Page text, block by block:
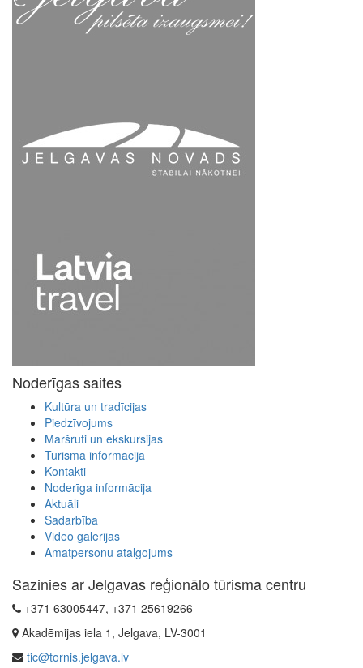
Noderīgas saites
Kultūra un tradīcijas
Piedzīvojums
Maršruti un ekskursijas
Tūrisma informācija
Kontakti
Noderīga informācija
Aktuāli
Sadarbība
Video galerijas
Amatpersonu atalgojums
Sazinies ar Jelgavas reģionālo tūrisma centru
+371 63005447, +371 25619266
Akadēmijas iela 1, Jelgava, LV-3001
tic@tornis.jelgava.lv